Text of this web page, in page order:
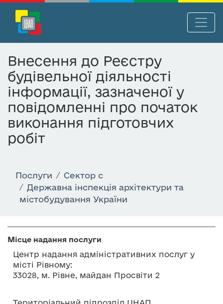
е
й
т
и
д
о
о
с
о
в
м
Послуги
Сектор c
Державна інспекція архітектури та
містобудування України
Внесення до Реєстру
будівельної діяльності
інформації, зазначеної у
повідомленні про початок
виконання підготовчих
робіт
Місце надання послуги
Центр надання адміністративних послуг у
місті Рівному:
33028, м. Рівне, майдан Просвіти 2